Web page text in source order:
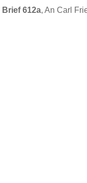
Brief 612a, An Carl